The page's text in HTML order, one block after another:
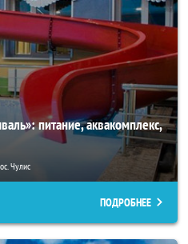
питание, аквакомплекс,
Чулис
ПОДРОБНЕЕ